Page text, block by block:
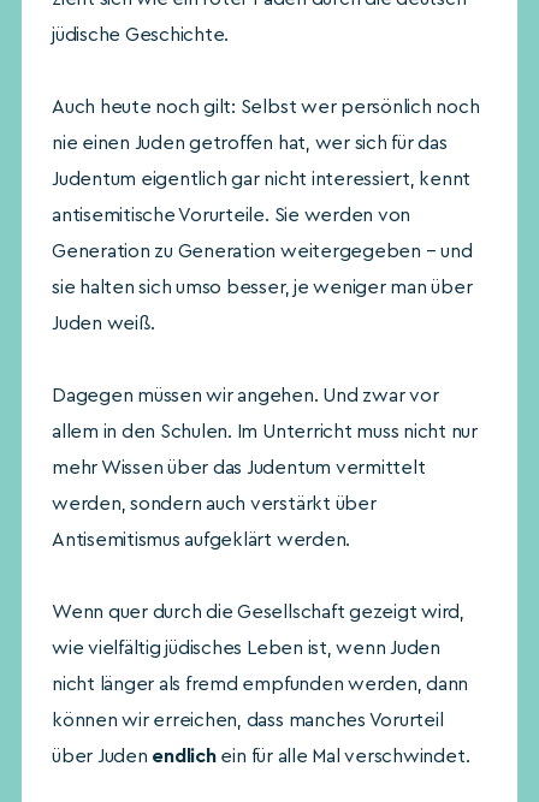
jüdische Geschichte.
Auch heute noch gilt: Selbst wer persönlich noch
nie einen Juden getroffen hat, wer sich für das
Judentum eigentlich gar nicht interessiert, kennt
antisemitische Vorurteile. Sie werden von
Generation zu Generation weitergegeben – und
sie halten sich umso besser, je weniger man über
Juden weiß.
Dagegen müssen wir angehen. Und zwar vor
allem in den Schulen. Im Unterricht muss nicht nur
mehr Wissen über das Judentum vermittelt
werden, sondern auch verstärkt über
Antisemitismus aufgeklärt werden.
Wenn quer durch die Gesellschaft gezeigt wird,
wie vielfältig jüdisches Leben ist, wenn Juden
nicht länger als fremd empfunden werden, dann
können wir erreichen, dass manches Vorurteil
über Juden endlichein für alle Mal verschwindet.